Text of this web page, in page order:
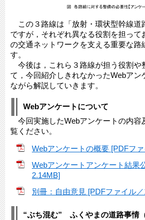
この３路線は「放射・環状型幹線道
ですが，それぞれ異なる役割を担って
の交通ネットワークを支える重要な路
す。
今後は，これら３路線が担う役割や
て，今回紹介しきれなかったWebアン
ながら解説していきます。
Webアンケートについて
今回実施したWebアンケートの内容
覧ください。
Webアンケートの概要 [PDFフ
Webアンケートアンケート結果
2.14MB]
別冊：自由意見 [PDFファイル
“ぶち混む” ふくやまの道路事情